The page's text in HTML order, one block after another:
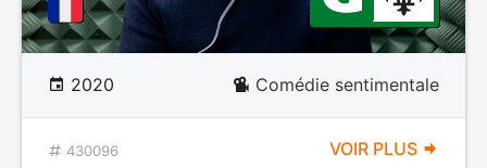
2020 Comédie sentimentale
430096 VOIR PLUS